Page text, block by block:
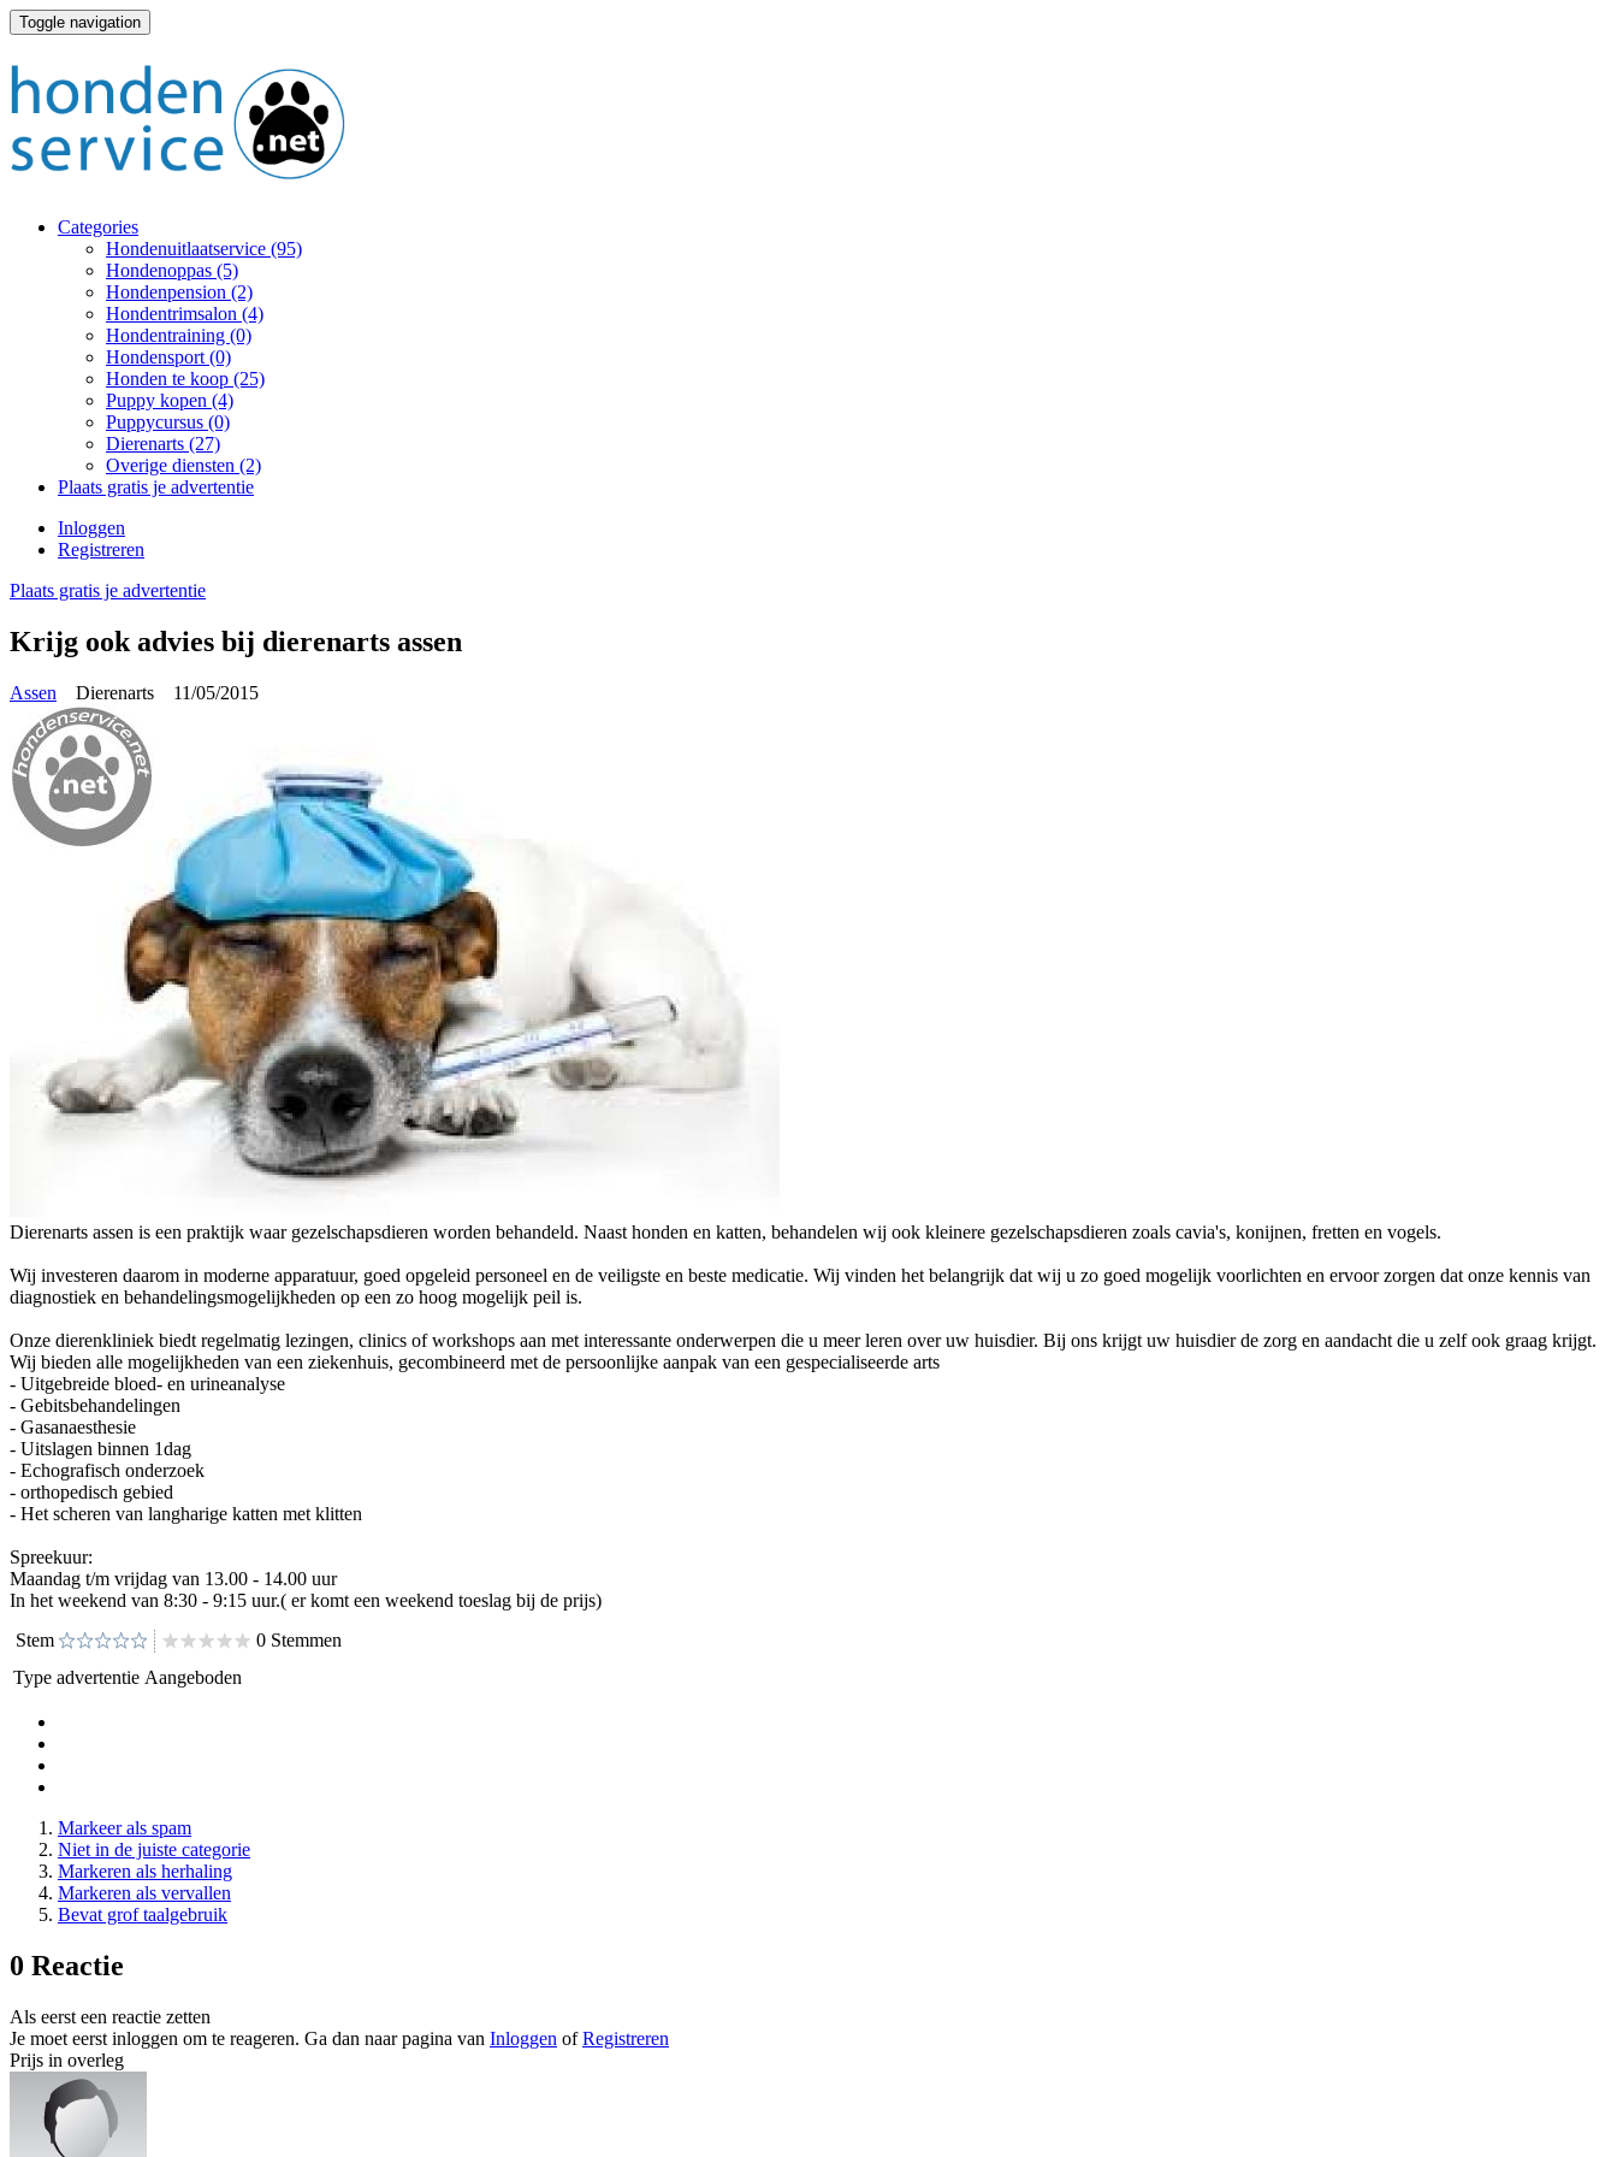
Toggle navigation
Categories
Hondenuitlaatservice (95)
Hondenoppas (5)
Hondenpension (2)
Hondentrimsalon (4)
Hondentraining (0)
Hondensport (0)
Honden te koop (25)
Puppy kopen (4)
Puppycursus (0)
Dierenarts (27)
Overige diensten (2)
Plaats gratis je advertentie
Inloggen
Registreren
Plaats gratis je advertentie
Krijg ook advies bij dierenarts assen
Assen Dierenarts 11/05/2015
Dierenarts assen is een praktijk waar gezelschapsdieren worden behandeld. Naast honden en katten, behandelen wij ook kleinere gezelschapsdieren zoals cavia's, konijnen, fretten en vogels.
Wij investeren daarom in moderne apparatuur, goed opgeleid personeel en de veiligste en beste medicatie. Wij vinden het belangrijk dat wij u zo goed mogelijk voorlichten en ervoor zorgen dat onze kennis van
diagnostiek en behandelingsmogelijkheden op een zo hoog mogelijk peil is.
Onze dierenkliniek biedt regelmatig lezingen, clinics of workshops aan met interessante onderwerpen die u meer leren over uw huisdier. Bij ons krijgt uw huisdier de zorg en aandacht die u zelf ook graag krijgt.
Wij bieden alle mogelijkheden van een ziekenhuis, gecombineerd met de persoonlijke aanpak van een gespecialiseerde arts
- Uitgebreide bloed- en urineanalyse
- Gebitsbehandelingen
- Gasanaesthesie
- Uitslagen binnen 1dag
- Echografisch onderzoek
- orthopedisch gebied
- Het scheren van langharige katten met klitten
Spreekuur:
Maandag t/m vrijdag van 13.00 - 14.00 uur
In het weekend van 8:30 - 9:15 uur.( er komt een weekend toeslag bij de prijs)
Stem
0 Stemmen
Type advertentie Aangeboden
Markeer als spam
Niet in de juiste categorie
Markeren als herhaling
Markeren als vervallen
Bevat grof taalgebruik
0 Reactie
Als eerst een reactie zetten
Je moet eerst inloggen om te reageren. Ga dan naar pagina van Inloggen ofRegistreren
Prijs in overleg